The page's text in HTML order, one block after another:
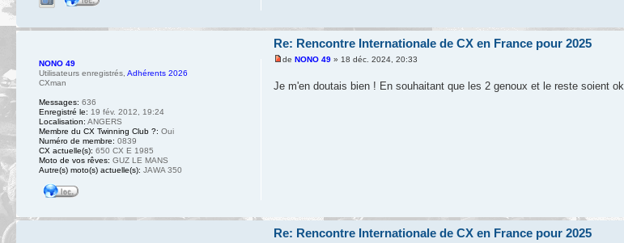
Re: Rencontre Internationale de CX en France pour 2025
deNONO 49 » 18 déc. 2024, 20:33
Je m'en doutais bien ! En souhaitant que les 2 genoux et le reste soient ok
NONO 49
Utilisateurs enregistrés Adhérents 2026
CXman
Messages: 636
Enregistré le: 19 fév. 2012, 19:24
Localisation: ANGERS
Membre du CX Twinning Club ?: Oui
Numéro de membre: 0839
CX actuelle(s): 650 CX E 1985
Moto de vos rêves: GUZ LE MANS
Autre(s) moto(s) actuelle(s): JAWA 350
Re: Rencontre Internationale de CX en France pour 2025